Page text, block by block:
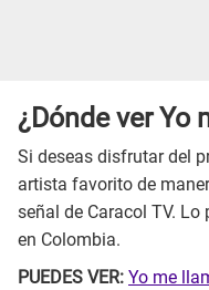
¿Dónde ver Yo
Si deseas disfrutar del
artista favorito de
señal de Caracol TV.
en Colombia.
PUEDES VER: Yo me